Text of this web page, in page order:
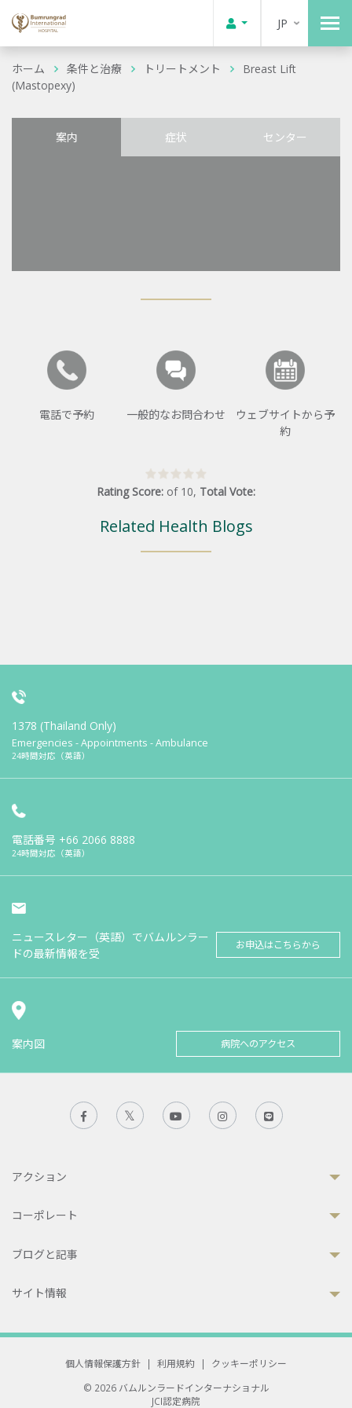
JP
ホーム 条件と治療 トリートメント
Breast Lift
(Mastopexy)
案内 症状 センター
電話で予約 一般的なお問合わせ
ウェブサイトから予
約
Rating Score: of 10, Total Vote:
Related Health Blogs
1378 (Thailand Only)
Emergencies - Appointments - Ambulance
24時間対応（英語）
電話番号 +66 2066 8888
24時間対応（英語）
ニュースレター（英語）でバムルンラー
ドの最新情報を受
お申込はこちらから
案内図 病院へのアクセス
アクション
コーポレート
ブログと記事
サイト情報
個人情報保護方針 | 利用規約 |
クッキーポリシー
© 2026 バムルンラードインターナショナル
JCI認定病院